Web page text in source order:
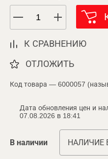
К СРАВНЕНИЮ
ОТЛОЖИТЬ
Код товара — 6000057
Дата обновления цен и
07.08.2026 в 18:41
В наличии НАЛИЧИЕ